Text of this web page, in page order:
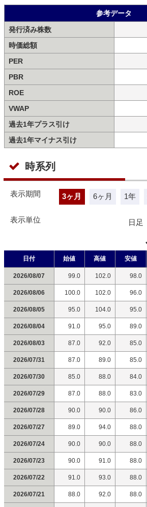
参考データ
発行済み株数
時価総額
PER
PBR
ROE
VWAP
過去1年プラス引け
過去1年マイナス引け
時系列
表示期間 3ヶ月 6ヶ月 1年
表示単位 日足
日付 始値 高値 安値
2026/08/07 99.0 102.0 98.0
2026/08/06 100.0 102.0 96.0
2026/08/05 95.0 104.0 95.0
2026/08/04 91.0 95.0 89.0
2026/08/03 87.0 92.0 85.0
2026/07/31 87.0 89.0 85.0
2026/07/30 85.0 88.0 84.0
2026/07/29 87.0 88.0 83.0
2026/07/28 90.0 90.0 86.0
2026/07/27 89.0 94.0 88.0
2026/07/24 90.0 90.0 88.0
2026/07/23 90.0 91.0 88.0
2026/07/22 91.0 93.0 88.0
2026/07/21 88.0 92.0 88.0